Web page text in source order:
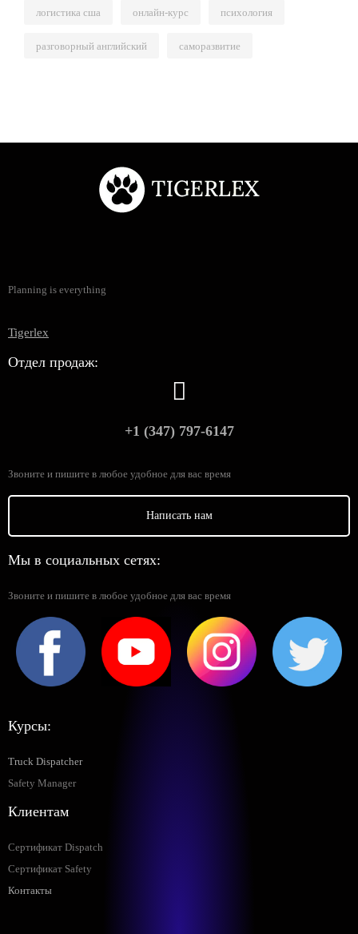
логистика сша онлайн-курс психология
разговорный английский саморазвитие
Planning is everything
Tigerlex
Отдел продаж:
+1 (347) 797-6147
Звоните и пишите в любое удобное для вас время
Написать нам
Мы в социальных сетях:
Звоните и пишите в любое удобное для вас время
Курсы:
Truck Dispatcher
Safety Manager
Клиентам
Сертификат Dispatch
Сертификат Safety
Контакты